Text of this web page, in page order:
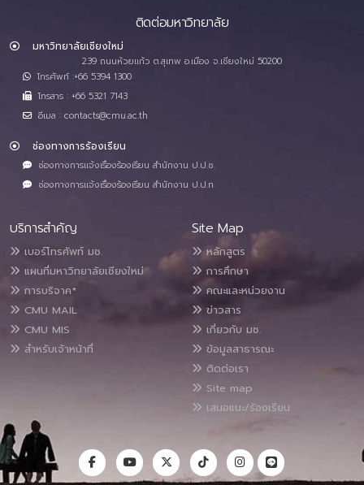
ติดต่อมหาวิทยาลัย
มหาวิทยาลัยเชียงใหม่
239 ถนนห้วยแก้ว ต.สุเทพ อ.เมือง จ.เชียงใหม่ 50200
โทรศัพท์ :+66 5394 1300
โทรสาร : +66 5321 7143
อีเมล : contacts@cmu.ac.th
ช่องทางการร้องเรียน
ช่องทางการแจ้งเรื่องร้องเรียน สำนักงาน ป.ป.ช.
ช่องทางการแจ้งเรื่องร้องเรียน สำนักงาน ป.ป.ท.
บริการสำคัญ
เบอร์โทรศัพท์ มช.
แผนที่มหาวิทยาลัยเชียงใหม่
การบริจาค*
CMU MAIL
CMU MIS
สำหรับเจ้าหน้าที่
Site Map
หลักสูตร
การศึกษา
คณะและหน่วยงาน
ข่าวสาร
เกี่ยวกับ มช.
ข้อมูลสาธารณะ
ติดต่อเรา
Site map
เสนอแนะ/ร้องเรียน